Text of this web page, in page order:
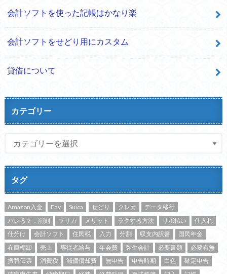
会計ソフトを使った記帳はかなり楽
会計ソフトをせどり用にカスタム
貸借について
カテゴリー
タグ
Amazon入金 Edy Suica せどり クレカ
データ移行
バレる？，罰則
プリカ メリット ラクする方法 リボ払い
仕入れ
仕分け
会計ソフト 住民税 入力 分割 収支内訳書
国民年金
在庫棚卸
売上 専従者給与 年会費 弥生会計 必要書類
必要有無
振替伝票
消費税 減価償却費 無申告 申告時期 白色
確定申告